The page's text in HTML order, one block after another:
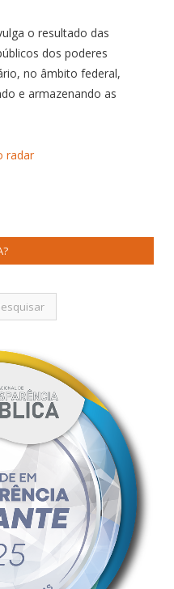
o resultado das
dos poderes
no âmbito federal,
e armazenando as
radar